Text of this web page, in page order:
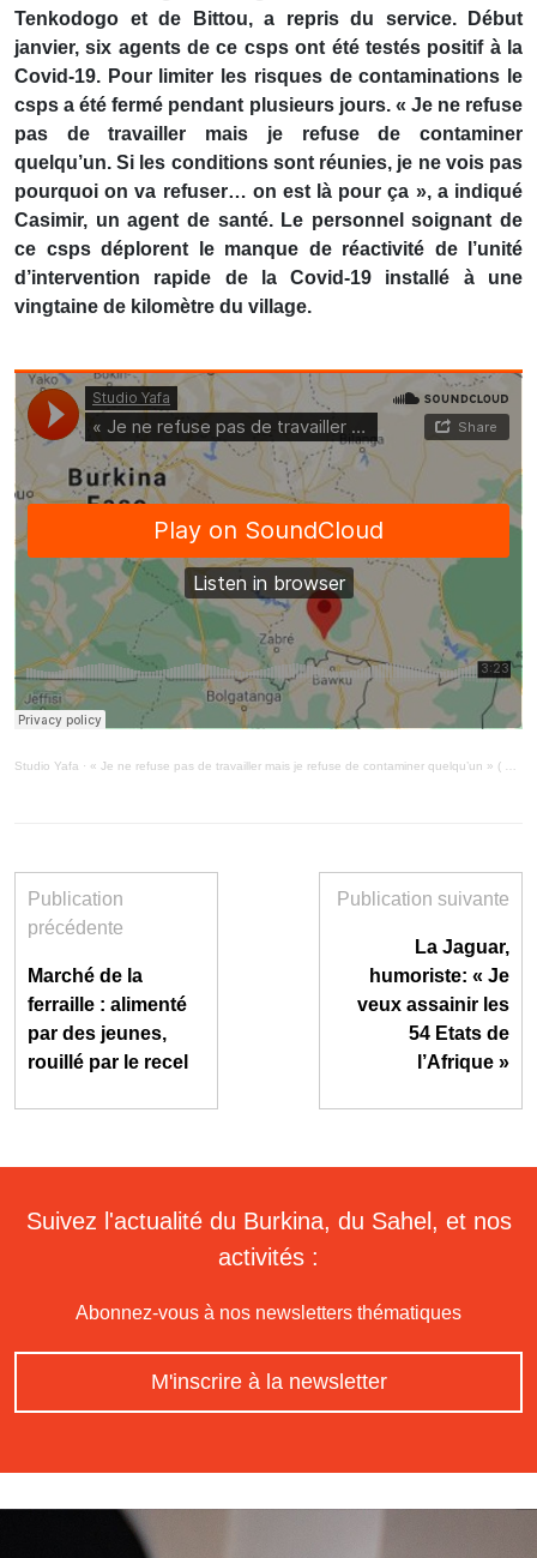
Tenkodogo et de Bittou, a repris du service. Début
janvier, six agents de ce csps ont été testés positif à la
Covid-19. Pour limiter les risques de contaminations le
csps a été fermé pendant plusieurs jours. « Je ne refuse
pas de travailler mais je refuse de contaminer
quelqu’un. Si les conditions sont réunies, je ne vois pas
pourquoi on va refuser… on est là pour ça », a indiqué
Casimir, un agent de santé. Le personnel soignant de
ce csps déplorent le manque de réactivité de l’unité
d’intervention rapide de la Covid-19 installé à une
vingtaine de kilomètre du village.
Studio Yafa · « Je ne refuse pas de travailler mais je refuse de contaminer quelqu’un » ( MiniMag 27/1/21)
Publication
précédente
Marché de la
ferraille : alimenté
par des jeunes,
rouillé par le recel
Publication suivante
La Jaguar,
humoriste: « Je
veux assainir les
54 Etats de
l’Afrique »
Suivez l'actualité du Burkina, du Sahel, et nos
activités :
Abonnez-vous à nos newsletters thématiques
M'inscrire à la newsletter